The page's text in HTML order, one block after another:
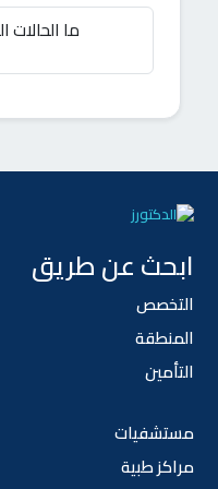
ما الحالات
ابحث عن طريق
التخصص
المنطقة
التأمين
مستشفيات
مراكز طبية